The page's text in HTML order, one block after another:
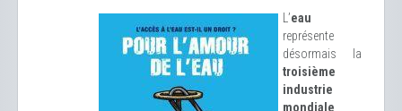
L’eau
représente
désormais la
troisième
industrie
mondiale